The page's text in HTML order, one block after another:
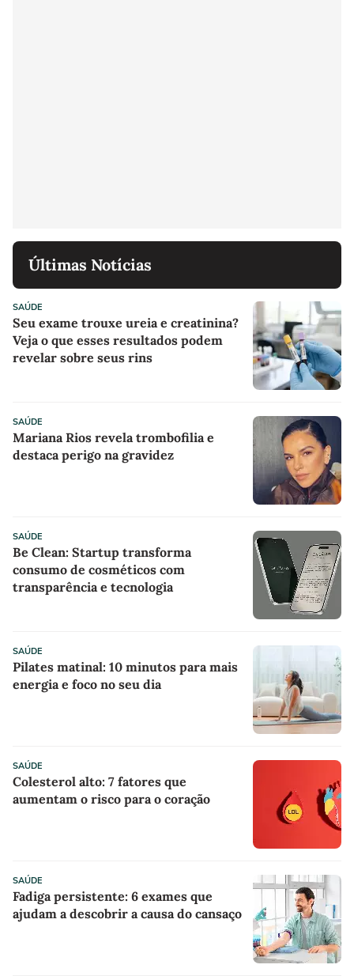
Últimas Notícias
SAÚDE
Seu exame trouxe ureia e creatinina?
Veja o que esses resultados podem
revelar sobre seus rins
SAÚDE
Mariana Rios revela trombofilia e
destaca perigo na gravidez
SAÚDE
Be Clean: Startup transforma
consumo de cosméticos com
transparência e tecnologia
SAÚDE
Pilates matinal: 10 minutos para mais
energia e foco no seu dia
SAÚDE
Colesterol alto: 7 fatores que
aumentam o risco para o coração
SAÚDE
Fadiga persistente: 6 exames que
ajudam a descobrir a causa do cansaço